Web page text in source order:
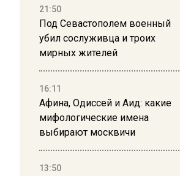
21:50
Под Севастополем военный
убил сослуживца и троих
мирных жителей
16:11
Афина, Одиссей и Аид: какие
мифологические имена
выбирают москвичи
13:50